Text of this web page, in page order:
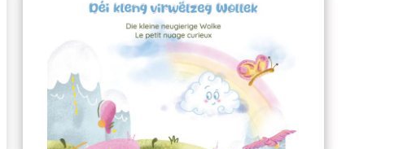
Rumi et Niki cherchent une